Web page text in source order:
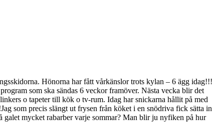
Hönorna har fått vårkänslor trots kylan – 6 ägg idag!!!
som ska sändas 6 veckor framöver. Nästa vecka blir det
o tapeter till kök o tv-rum. Idag har snickarna hållit på med
som precis slängt ut frysen från köket i en snödriva fick sätta in
galet mycket rabarber varje sommar? Man blir ju nyfiken på hur